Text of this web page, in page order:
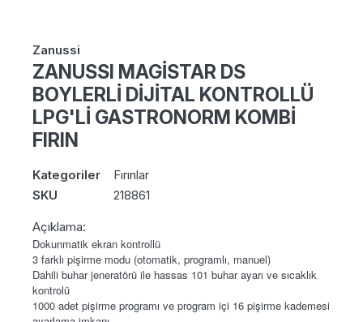
Zanussi
ZANUSSI MAGİSTAR DS
BOYLERLİ DİJİTAL KONTROLLÜ
LPG'Lİ GASTRONORM KOMBİ
FIRIN
Kategoriler
Fırınlar
SKU
218861
Açıklama:
Dokunmatik ekran kontrollü
3 farklı pişirme modu (otomatik, programlı, manuel)
Dahili buhar jeneratörü ile hassas 101 buhar ayarı ve sıcaklık
kontrolü
1000 adet pişirme programı ve program içi 16 pişirme kademesi